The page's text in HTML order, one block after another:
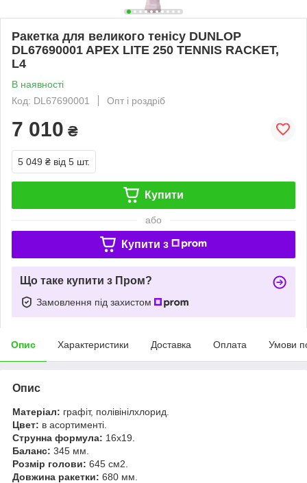
Ракетка для великого тенісу DUNLOP
DL67690001 APEX LITE 250 TENNIS RACKET,
L4
В наявності
Код: DL67690001
Опт і роздріб
7 010 ₴
5 049 ₴ від 5 шт.
Купити
або
Купити з
Що таке купити з Пром?
Замовлення під захистом
Опис Характеристики Доставка Оплата Умови
Опис
Матеріал: графіт, полівінілхлорид.
Цвет: в асортименті.
Струнна формула: 16х19.
Баланс: 345 мм.
Розмір голови: 645 см2.
Довжина ракетки: 680 мм.